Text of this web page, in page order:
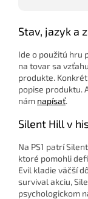
Stav, jazyk a
Ide o použitú hru
na tovar sa
produkte.
popise produktu.
nám napísať.
Silent Hill v
Na PS1 patrí
ktoré pomohli
Evil kladie väčší
survival akciu,
psychologickom